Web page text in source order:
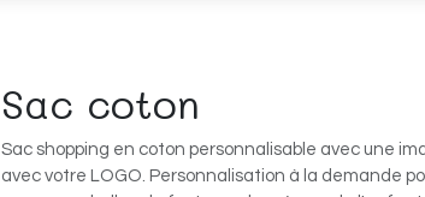
Sac coton
Sac shopping en coton personnalisable avec une
avec votre LOGO. Personnalisation à la demande